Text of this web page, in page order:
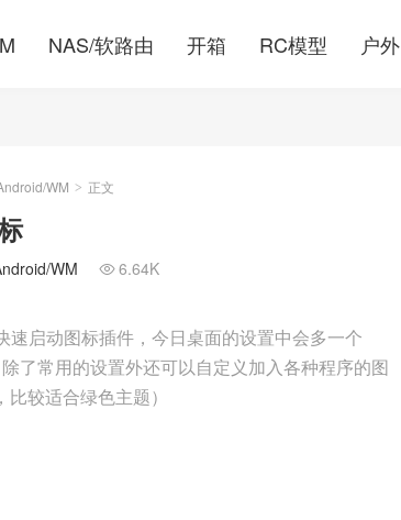
NAS/软路由 开箱 RC模型 户外
WM > 正文
WM  6.64K
启动图标插件，今日桌面的设置中会多一个
了常用的设置外还可以自定义加入各种程序的图
较适合绿色主题）